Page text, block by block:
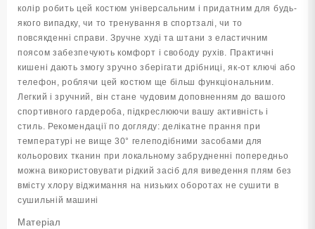
колір робить цей костюм універсальним і придатним для будь-
якого випадку, чи то тренування в спортзалі, чи то
повсякденні справи. Зручне худі та штани з еластичним
поясом забезпечують комфорт і свободу рухів. Практичні
кишені дають змогу зручно зберігати дрібниці, як-от ключі або
телефон, роблячи цей костюм ще більш функціональним.
Легкий і зручний, він стане чудовим доповненням до вашого
спортивного гардероба, підкреслюючи вашу активність і
стиль. Рекомендації по догляду: делікатне прання при
температурі не вище 30° гелеподібними засобами для
кольорових тканин при локальному забрудненні попередньо
можна використовувати рідкий засіб для виведення плям без
вмісту хлору віджимання на низьких оборотах не сушити в
сушильній машині
Матеріал